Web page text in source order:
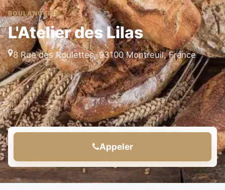
BOULANGERIE
L'Atelier des Lilas
8 Rue des Roulettes, 93100 Montreuil, France
Appeler